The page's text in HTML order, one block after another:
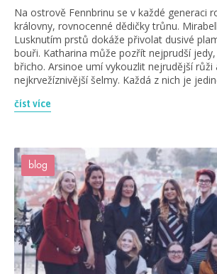
Na ostrově Fennbrinu se v každé generaci
královny, rovnocenné dědičky trůnu.
Lusknutím prstů dokáže přivolat dusivé
bouři. Katharina může pozřít nejprudší
břicho. Arsinoe umí vykouzlit nejrudější
nejkrvežíznivější šelmy. Každá z nich je
číst více
blog